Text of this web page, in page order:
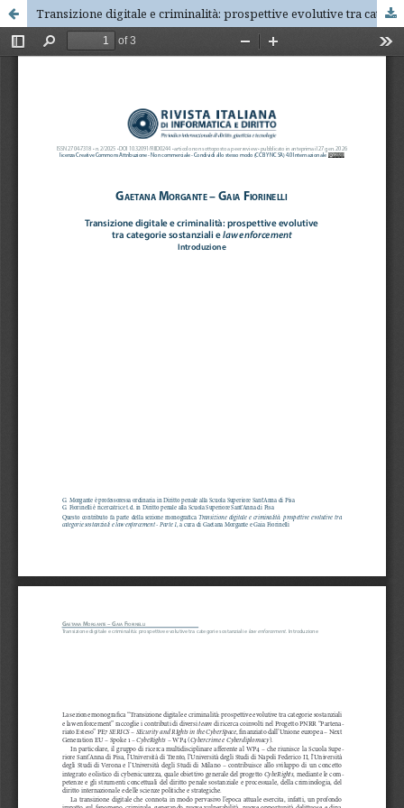
Transizione digitale e criminalità: prospettive evolutive tra categorie sostanziali e law enforcement. Introduzione